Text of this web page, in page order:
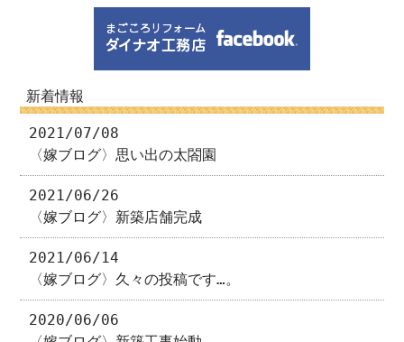
新着情報
2021/07/08
〈嫁ブログ〉思い出の太閤園
2021/06/26
〈嫁ブログ〉新築店舗完成
2021/06/14
〈嫁ブログ〉久々の投稿です…。
2020/06/06